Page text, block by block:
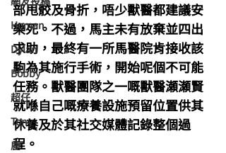
Homan
Dylan
Bobby
超仔
Tony
鹿
部甩骹及骨折，唔少獸醫都建議安
樂死。不過，馬主未有放棄並四出
求助，最終有一所馬醫院肯接收該
駒為其施行手術，開始呢個不可能
任務。獸醫團隊之一嘅獸醫瀬瀬賢
就喺自己嘅療養設施預留位置供其
休養及於其社交媒體記錄整個過
程。